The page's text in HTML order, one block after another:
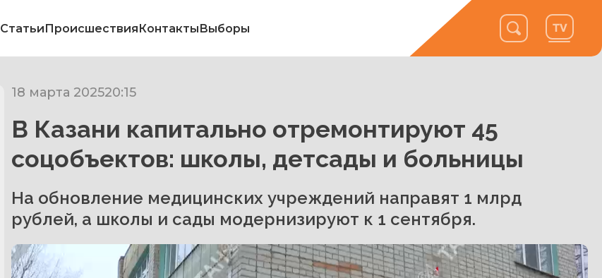
СтатьиПроисшествияКонтактыВыборы
18 марта 202520:15
В Казани капитально отремонтируют 45
соцобъектов: школы, детсады и больницы
На обновление медицинских учреждений направят 1 млрд
рублей, а школы и сады модернизируют к 1 сентября.